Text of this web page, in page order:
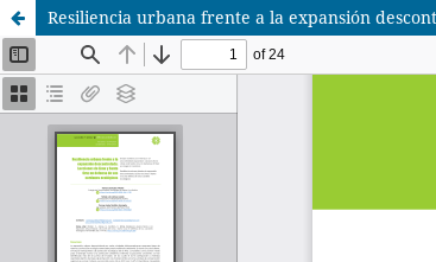
Resiliencia urbana frente a la expansión